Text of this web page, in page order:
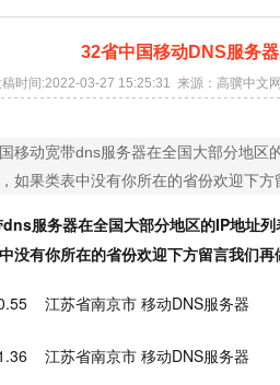
32省中国移动DNS服务
稿时间:2022-03-27 15:25:31 来源：高骥中文
移动宽带dns服务器在全国大部分地区
如果类表中没有你所在的省份欢迎下方
服务器在全国大部分地区的IP地址
没有你所在的省份欢迎下方留言我们再
江苏省南京市 移动DNS服务器
江苏省南京市 移动DNS服务器